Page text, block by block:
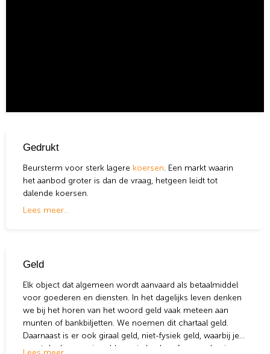
Gedrukt
Beursterm voor sterk lagere koersen. Een markt waarin
het aanbod groter is dan de vraag, hetgeen leidt tot
dalende koersen.
Lees meer...
Geld
Elk object dat algemeen wordt aanvaard als betaalmiddel
voor goederen en diensten. In het dagelijks leven denken
we bij het horen van het woord geld vaak meteen aan
munten of bankbiljetten. We noemen dit chartaal geld.
Daarnaast is er ook giraal geld, niet-fysiek geld, waarbij je
moet denken aan je saldo op je bank,- of spaarrekening.